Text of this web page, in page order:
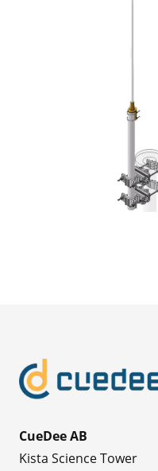
CueDee AB
Kista Science Tower